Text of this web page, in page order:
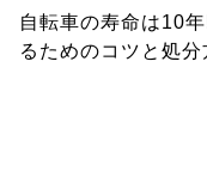
自転車の寿命は10
るためのコツと処分